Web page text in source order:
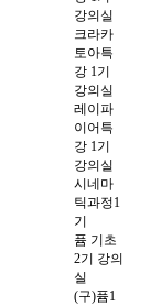
강의실
크라카
토아특
강 1기
강의실
레이파
이어특
강 1기
강의실
시네마
틱과정1
기
퓸 기초
2기 강의
실
(구)퓸1